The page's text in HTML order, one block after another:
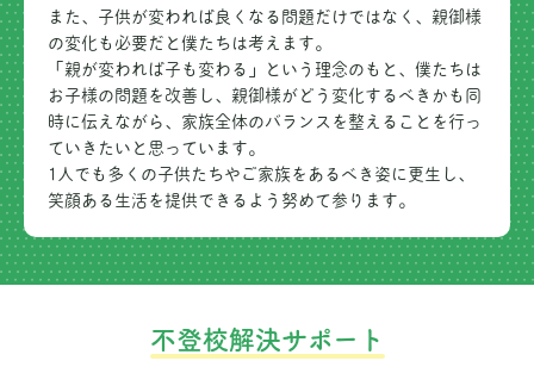
また、子供が変われば良くなる問題だけではなく、親御様
の変化も必要だと僕たちは考えます。
「親が変われば子も変わる」という理念のもと、僕たちは
お子様の問題を改善し、親御様がどう変化するべきかも同
時に伝えながら、家族全体のバランスを整えることを行っ
ていきたいと思っています。
1人でも多くの子供たちやご家族をあるべき姿に更生し、
笑顔ある生活を提供できるよう努めて参ります。
不登校解決サポート